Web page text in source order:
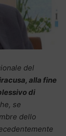
del
alla fine
di
se
dello